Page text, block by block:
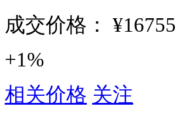
成交价格： ¥16755
+1%
相关价格 关注